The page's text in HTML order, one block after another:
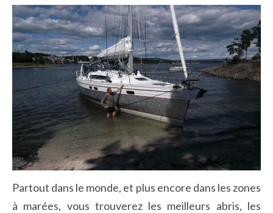
Partout dans le monde, et plus encore dans les zones
à marées, vous trouverez les meilleurs abris, les